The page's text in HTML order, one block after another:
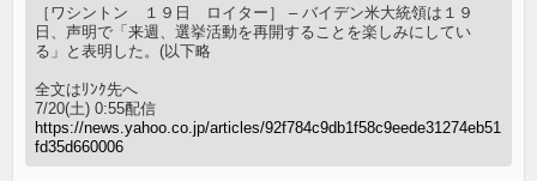
［ワシントン １９日 ロイター］ – バイデン米大統領は１９
日、声明で「来週、選挙活動を再開することを楽しみにしてい
る」と表明した。(以下略
全文はﾘﾝｸ先へ
7/20(土) 0:55配信
https://news.yahoo.co.jp/articles/92f784c9db1f58c9eede31274eb51
fd35d660006